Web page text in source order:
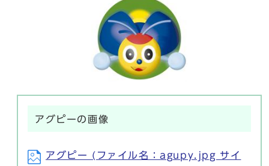
アグピーの画像
アグピー (ファイル名：agupy.jpg サイ